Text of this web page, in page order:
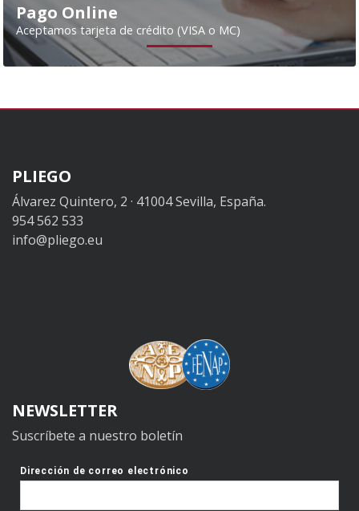
Pago Online
Aceptamos tarjeta de crédito (VISA o MC)
PLIEGO
Álvarez Quintero, 2 · 41004 Sevilla, España.
954 562 533
info@pliego.eu
NEWSLETTER
Suscríbete a nuestro boletín